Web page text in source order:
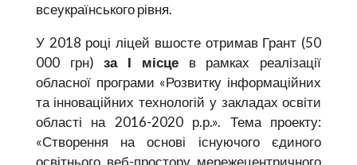
всеукраїнського рівня.
У 2018 році ліцей вшосте отримав Грант (50
000 грн)за І місцев рамках реалізації
обласної програми «Розвитку інформаційних
та інноваційних технологій у закладах освіти
області на 2016-2020 р.р.». Тема проекту:
«Створення на основі існуючого єдиного
освітнього веб-простору мережецентричного